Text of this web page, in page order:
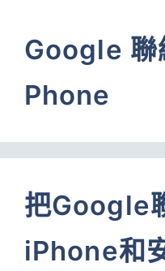
Google 聯
Phone
把Google
iPhone和